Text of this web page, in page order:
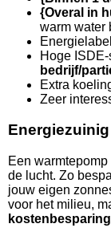
{Overal in
warm water
Hoge
bedrijf/
Extra
Zeer
Een
de lucht. Zo
jouw eigen
voor het milieu,